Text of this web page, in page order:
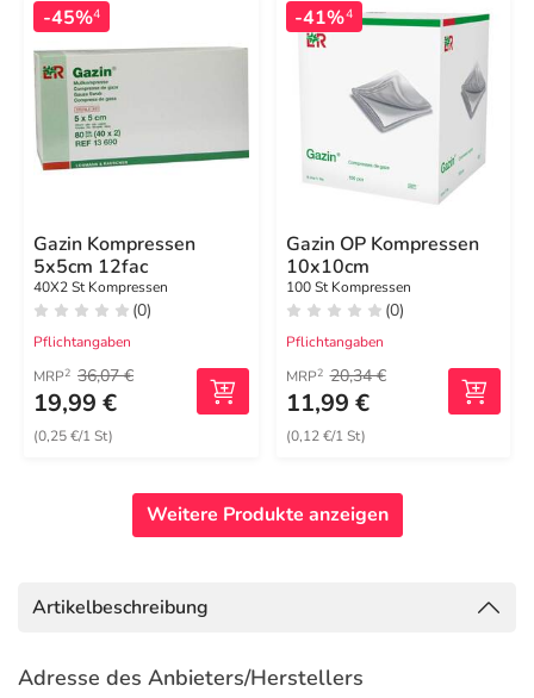
-45%4
Gazin Kompressen
5x5cm 12fac
40X2 St Kompressen
(0)
Pflichtangaben
MRP2 36,07 €
19,99 €
(0,25 €/1 St)
-41%4
Gazin OP Kompressen
10x10cm
100 St Kompressen
(0)
Pflichtangaben
MRP2 20,34 €
11,99 €
(0,12 €/1 St)
Weitere Produkte anzeigen
Artikelbeschreibung
Adresse des Anbieters/Herstellers